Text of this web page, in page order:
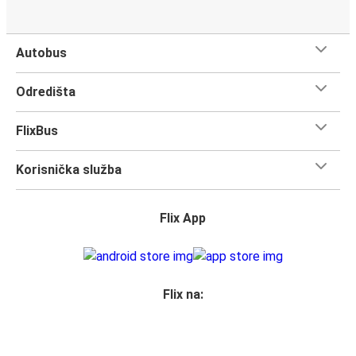
Počni planirati svoje putovanje u grad Bruxelles sada. Prvi
put ga posjećuješ? Evo sve što trebaš znati.
ti neće nedostajati izbora kako doći ovdje. 5 je broj
povezuje 206 gradova.
ovom poznatom gradu. Sada je vrijeme da
Što očekivati u dok putuješ FlixBusom na relaciji
Antwerpen - Bruxelles
udobno - a kupnja karte ne može biti jednostavnija. Možeš
Autobus
Odredišta
FlixBus
Korisnička služba
Flix App
Flix na: